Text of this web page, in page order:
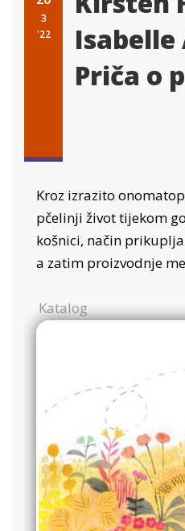
3
'22
Priča o
Kroz izrazito
pčelinji život tijekom
košnici, način
a zatim proizvodnje
Katalog